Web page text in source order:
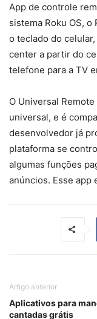
App de controle
sistema Roku OS,
o teclado do
center a partir do
telefone para a TV
O Universal
universal, e é
desenvolvedor já
plataforma se
algumas funções
anúncios. Esse app
Artigo anterior
Aplicativos para
cantadas grátis